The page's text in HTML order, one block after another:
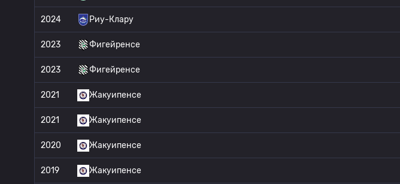
2024 Риу-Клару
2023 Фигейренсе
2023 Фигейренсе
2021 Жакуипенсе
2021 Жакуипенсе
2020 Жакуипенсе
2019 Жакуипенсе